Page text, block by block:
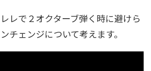
レで２オクターブ弾く時に避けら
チェンジについて考えます。